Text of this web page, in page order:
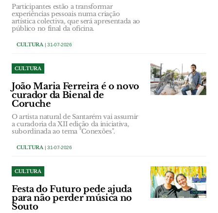
Participantes estão a transformar
experiências pessoais numa criação
artística colectiva, que será apresentada ao
público no final da oficina.
CULTURA| 31-07-2026
CULTURA
João Maria Ferreira é o novo
curador da Bienal de
Coruche
O artista natural de Santarém vai assumir
a curadoria da XII edição da iniciativa,
subordinada ao tema "Conexões".
CULTURA| 31-07-2026
CULTURA
Festa do Futuro pede ajuda
para não perder música no
Souto